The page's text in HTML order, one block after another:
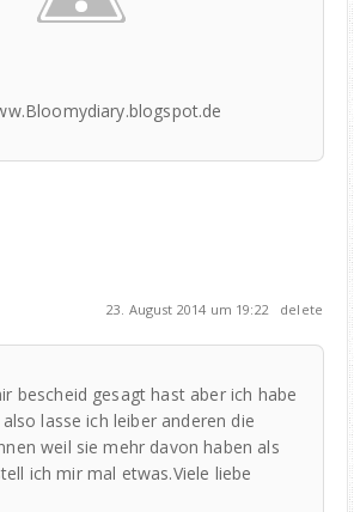
23. August 2014 um 19:22 delete
bescheid gesagt hast aber ich habe
lasse ich leiber anderen die
weil sie mehr davon haben als
ich mir mal etwas.Viele liebe